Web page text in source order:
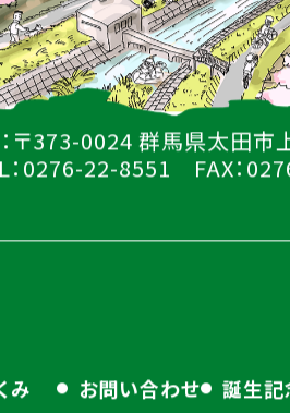
〒373-0024 群馬県太田市
：0276-22-8551 FAX：
み
お問い合わせ
誕生記